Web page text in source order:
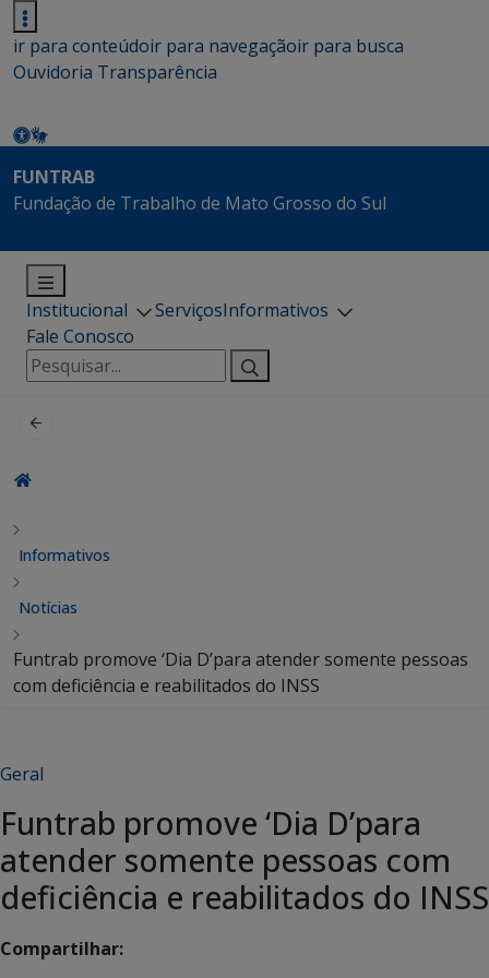
ir para conteúdoir para navegaçãoir para busca
Ouvidoria Transparência
FUNTRAB
Fundação de Trabalho de Mato Grosso do Sul
Institucional ServiçosInformativos
Fale Conosco
Pesquisar
por:
Informativos
Notícias
Funtrab promove ‘Dia D’para atender somente pessoas
com deficiência e reabilitados do INSS
Geral
Funtrab promove ‘Dia D’para
atender somente pessoas com
deficiência e reabilitados do INSS
Compartilhar: